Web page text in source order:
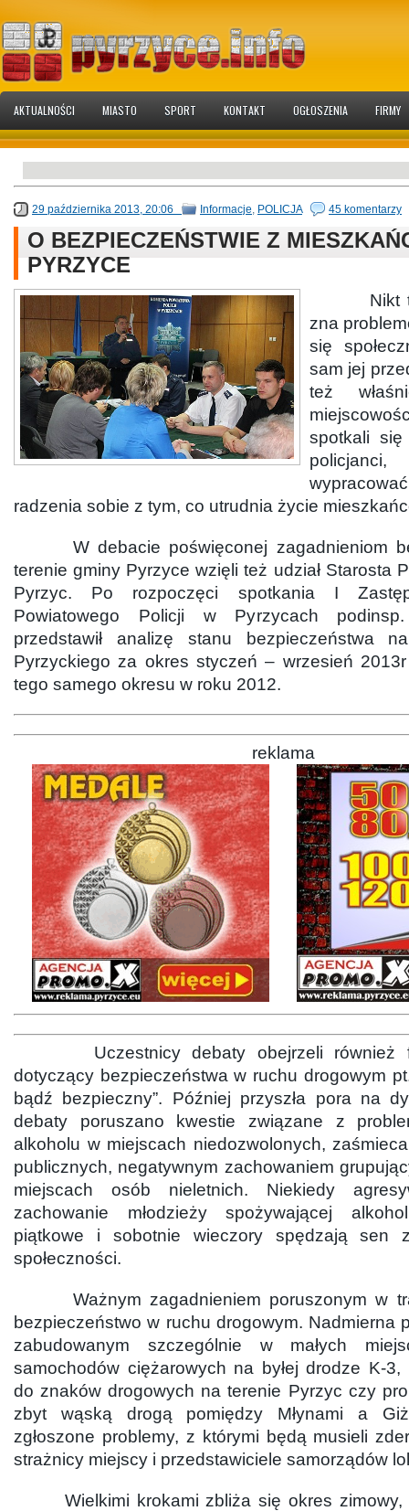
AKTUALNOŚCI MIASTO SPORT KONTAKT OGŁOSZENIA FIRMY
29 października 2013, 20:06 Informacje POLICJA 45 komentarzy
O BEZPIECZEŃSTWIE Z
PYRZYCE
Nikt tak
zna
się
sam jej
też
spotkali się
radzenia sobie z tym, co utrudnia życie
W debacie poświęconej zagadnieniom
terenie gminy Pyrzyce wzięli też udział Starosta
Pyrzyc. Po rozpoczęci spotkania I
Powiatowego Policji w Pyrzycach
przedstawił analizę stanu bezpieczeństwa
Pyrzyckiego za okres styczeń – wrzesień
tego samego okresu w roku 2012.
reklama
Uczestnicy debaty obejrzeli również
dotyczący bezpieczeństwa w ruchu drogowym
bądź bezpieczny”. Później przyszła pora na
debaty poruszano kwestie związane z
alkoholu w miejscach niedozwolonych,
publicznych, negatywnym zachowaniem
miejscach osób nieletnich. Niekiedy
zachowanie młodzieży spożywającej
piątkowe i sobotnie wieczory spędzają sen
społeczności.
Ważnym zagadnieniem poruszonym w
bezpieczeństwo w ruchu drogowym. Nadmierna
zabudowanym szczególnie w małych
samochodów ciężarowych na byłej drodze K-
do znaków drogowych na terenie Pyrzyc czy
zbyt wąską drogą pomiędzy Młynami a
zgłoszone problemy, z którymi będą musieli
strażnicy miejscy i przedstawiciele samorządów
Wielkimi krokami zbliża się okres zimowy,